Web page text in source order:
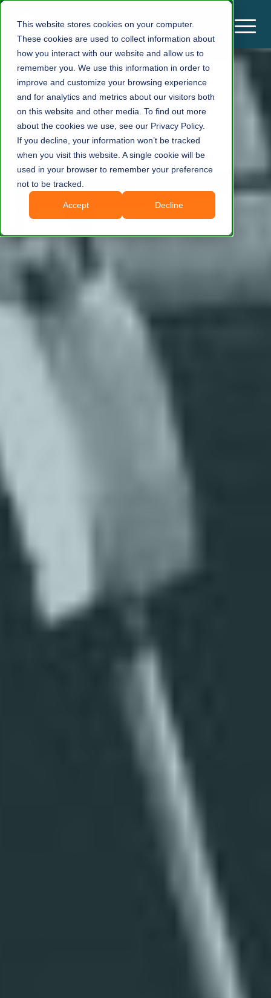
This website stores cookies on your computer.
These cookies are used to collect information about
how you interact with our website and allow us to
remember you. We use this information in order to
improve and customize your browsing experience
and for analytics and metrics about our visitors both
on this website and other media. To find out more
about the cookies we use, see our Privacy Policy.
If you decline, your information won’t be tracked
when you visit this website. A single cookie will be
used in your browser to remember your preference
not to be tracked.
Accept Decline